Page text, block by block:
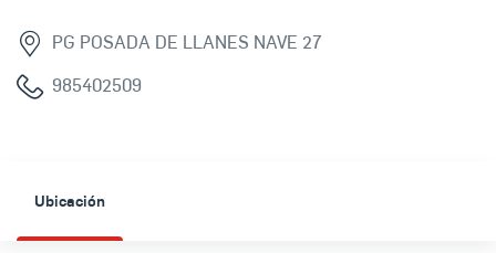
PG POSADA DE LLANES NAVE 27
985402509
Ubicación